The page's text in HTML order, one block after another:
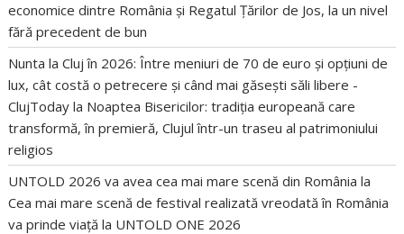
economice dintre România și Regatul Țărilor de Jos, la un nivel
fără precedent de bun
Nunta la Cluj în 2026: Între meniuri de 70 de euro și opțiuni de
lux, cât costă o petrecere și când mai găsești săli libere -
ClujToday la Noaptea Bisericilor: tradiția europeană care
transformă, în premieră, Clujul într-un traseu al patrimoniului
religios
UNTOLD 2026 va avea cea mai mare scenă din România la
Cea mai mare scenă de festival realizată vreodată în România
va prinde viață la UNTOLD ONE 2026